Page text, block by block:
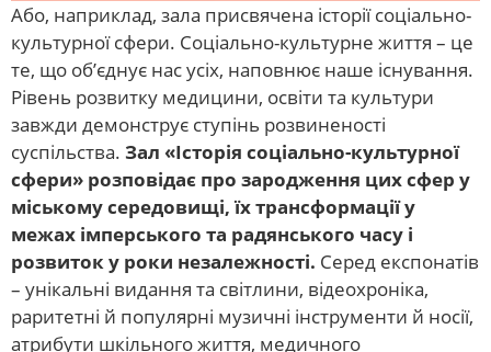
Або, наприклад, зала присвячена історії соціально-
культурної сфери. Соціально-культурне життя – це
те, що об’єднує нас усіх, наповнює наше існування.
Рівень розвитку медицини, освіти та культури
завжди демонструє ступінь розвиненості
суспільства. Зал «Історія соціально-культурної
сфери» розповідає про зародження цих сфер у
міському середовищі, їх трансформації у
межах імперського та радянського часу і
розвиток у роки незалежності. Серед експонатів
– унікальні видання та світлини, відеохроніка,
раритетні й популярні музичні інструменти й носії,
атрибути шкільного життя, медичного